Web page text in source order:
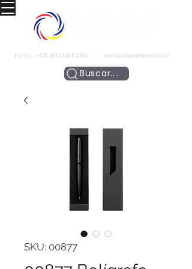
Fono: +56 993466295 ventas@puertocolor.cl
Buscar....
SKU: 00877